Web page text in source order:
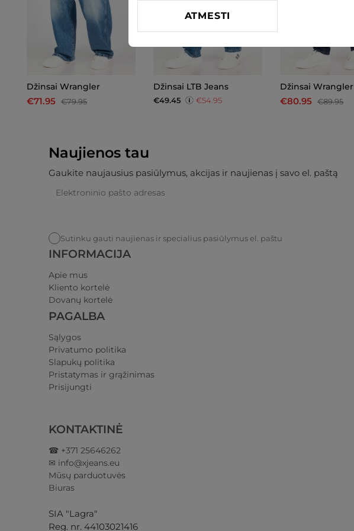
Džinsai Wrangler
€71.95 €79.95
Džinsai LTB Jeans
€49.45 €54.95
Džinsai Wrangler
€80.95 €89.95
Naujienos tau
Gaukite naujausius pasiūlymus, akcijas ir naujienas į savo el. paštą
Sutinku gauti naujienas ir specialius pasiūlymus el. paštu
INFORMACIJA
Apie mus
Kliento kortelė
Dovanų kortelė
PAGALBA
Sąlygos
Privatumo politika​
Slapukų politika
Pristatymas ir grąžinimas​
Prisijungti​
KONTAKTINĖ
☎ +371 25646262
✉ info@xjeans.eu
Mūsų parduotuvės
Biuras
SIA "Lagra"
Reg. nr. 44103021416
ATMESTI